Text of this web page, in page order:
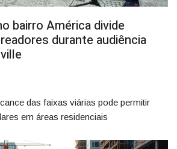
bairro América divide
durante audiência
das faixas viárias pode permitir
em áreas residenciais